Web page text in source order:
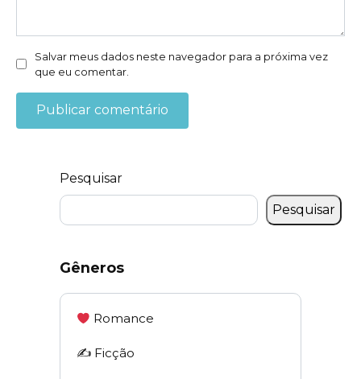
Salvar meus dados neste navegador para a próxima vez
que eu comentar.
Pesquisar
Pesquisar
Gêneros
Romance
✍️ Ficção